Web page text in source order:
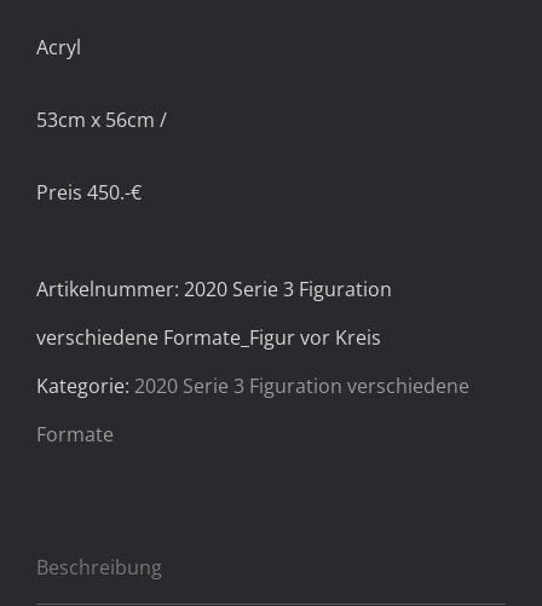
Acryl
53cm x 56cm /
Preis 450.-€
Artikelnummer: 2020 Serie 3 Figuration
verschiedene Formate_Figur vor Kreis
Kategorie: 2020 Serie 3 Figuration verschiedene
Formate
Beschreibung